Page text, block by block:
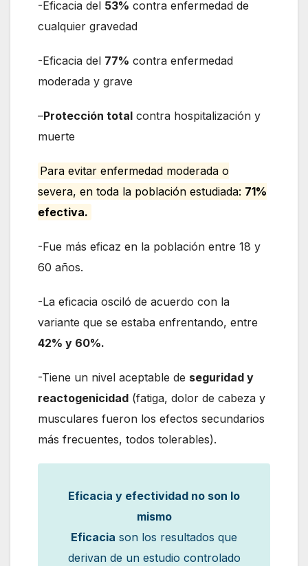
-Eficacia del 53% contra enfermedad de
cualquier gravedad
-Eficacia del 77% contra enfermedad
moderada y grave
–Protección total contra hospitalización y
muerte
Para evitar enfermedad moderada o
severa, en toda la población estudiada: 71%
efectiva.
-Fue más eficaz en la población entre 18 y
60 años.
-La eficacia osciló de acuerdo con la
variante que se estaba enfrentando, entre
42% y 60%.
-Tiene un nivel aceptable de seguridad y
reactogenicidad (fatiga, dolor de cabeza y
musculares fueron los efectos secundarios
más frecuentes, todos tolerables).
Eficacia y efectividad no son lo
mismo
Eficacia son los resultados que
derivan de un estudio controlado